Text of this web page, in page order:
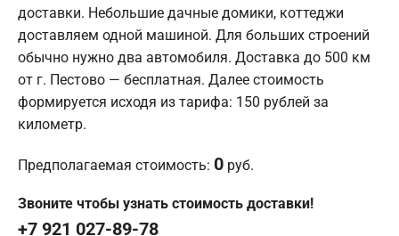
доставки. Небольшие дачные домики, коттеджи
доставляем одной машиной. Для больших строений
обычно нужно два автомобиля. Доставка до 500 км
от г. Пестово — бесплатная. Далее стоимость
формируется исходя из тарифа: 150 рублей за
километр.
Предполагаемая стоимость: 0 руб.
Звоните чтобы узнать стоимость доставки!
+7 921 027-89-78